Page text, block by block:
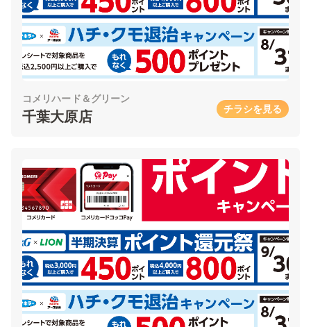
コメリハード＆グリーン
千葉大原店 チラシを見る